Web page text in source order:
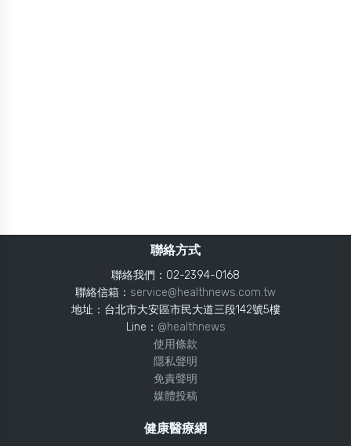
聯絡方式
聯絡我們：02-2394-0168
聯絡信箱： service@healthnews.com.tw
地址：台北市大安區市民大道三段142號5樓
Line： @healthnews
使用條款
隱私聲明
免責聲明
媒體投稿
健康醫療網